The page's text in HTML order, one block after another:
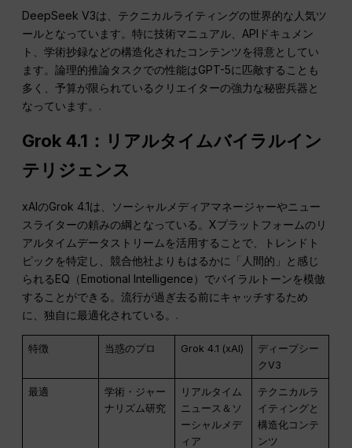
DeepSeek V3は、テクニカルライティングの世界的な人気ツ
ールとなっています。特に技術マニュアル、APIドキュメン
ト、学術抄録などの構造化されたコンテンツを得意としてい
ます。論理的推論タスクでの性能はGPT-5に匹敵することも
多く、予算が限られているクリエイターの強力な秘密兵器と
なっています。.
Grok 4.1：リアルタイムバイラルイン
テリジェンス
xAIのGrok 4.1は、ソーシャルメディアマネージャーやニュー
スライターの頼みの綱となっている。Xプラットフォームのリ
アルタイムデータストリームを活用することで、トレンドト
ピックを特定し、競合他社よりもはるかに「人間的」と感じ
られるEQ（Emotional Intelligence）でバイラルトーンを模倣
することができる。流行が過ぎ去る前にキャッチするため
に、独自に最適化されている。.
特徴 当惑のプロ Grok 4.1 (xAI)
ディープシー
クV3
最適
学術・ジャー
ナリズム研究
リアルタイム
ニュース＆ソ
ーシャルメデ
ィア
テクニカルラ
イティングと
構造化コンテ
ンツ